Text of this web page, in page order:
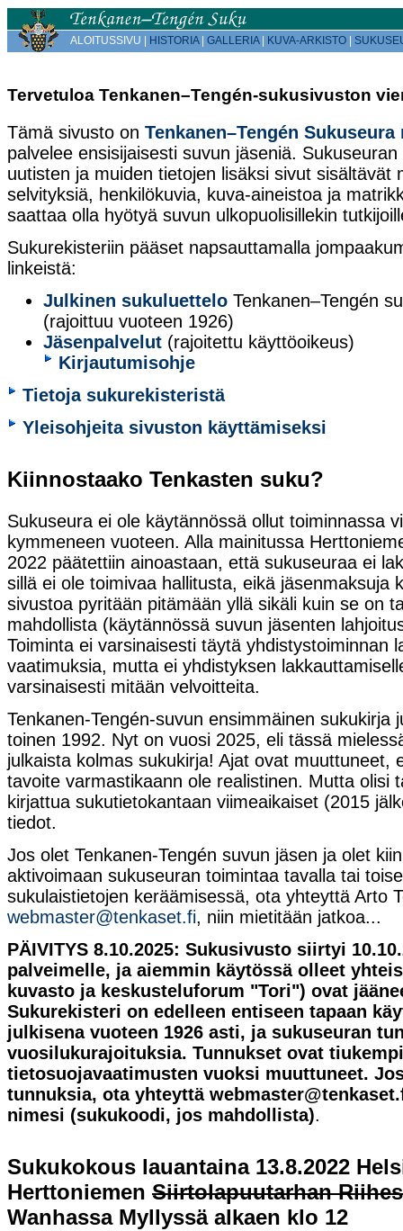
ALOITUSSIVU | HISTORIA| GALLERIA| KUVA-ARKISTO
Tervetuloa Tenkanen–Tengén-sukusivuston
Tämä sivusto on Tenkanen–Tengén Sukuseura
palvelee ensisijaisesti suvun jäseniä.
uutisten ja muiden tietojen lisäksi sivut sisältävät
selvityksiä, henkilökuvia, kuva-aineistoa ja
saattaa olla hyötyä suvun ulkopuolisillekin
Sukurekisteriin pääset napsauttamalla
linkeistä:
Julkinen sukuluettelo Tenkanen–Tengén
(rajoittuu vuoteen 1926)
Jäsenpalvelut (rajoitettu käyttöoikeus)
Kirjautumisohje
Tietoja sukurekisteristä
Yleisohjeita sivuston käyttämiseksi
Kiinnostaako Tenkasten suku?
Sukuseura ei ole käytännössä ollut toiminnassa
kymmeneen vuoteen. Alla mainitussa
2022 päätettiin ainoastaan, että sukuseuraa ei
sillä ei ole toimivaa hallitusta, eikä jäsenmaksuja
sivustoa pyritään pitämään yllä sikäli kuin se on
mahdollista (käytännössä suvun jäsenten
Toiminta ei varsinaisesti täytä yhdistystoiminnan
vaatimuksia, mutta ei yhdistyksen
varsinaisesti mitään velvoitteita.
Tenkanen-Tengén-suvun ensimmäinen sukukirja
toinen 1992. Nyt on vuosi 2025, eli tässä
julkaista kolmas sukukirja! Ajat ovat muuttuneet,
tavoite varmastikaann ole realistinen. Mutta olisi
kirjattua sukutietokantaan viimeaikaiset (2015
tiedot.
Jos olet Tenkanen-Tengén suvun jäsen ja olet
aktivoimaan sukuseuran toimintaa tavalla tai
sukulaistietojen keräämisessä, ota yhteyttä Arto
webmaster@tenkaset.fi, niin mietitään jatkoa...
PÄIVITYS 8.10.2025: Sukusivusto siirtyi
palveimelle, ja aiemmin käytössä olleet
kuvasto ja keskusteluforum "Tori") ovat
Sukurekisteri on edelleen entiseen tapaan
julkisena vuoteen 1926 asti, ja sukuseuran
vuosilukurajoituksia. Tunnukset ovat
tietosuojavaatimusten vuoksi muuttuneet.
tunnuksia, ota yhteyttä
nimesi (sukukoodi, jos mahdollista).
Sukukokous lauantaina 13.8.2022
Herttoniemen Siirtolapuutarhan
Wanhassa Myllyssä alkaen klo 12